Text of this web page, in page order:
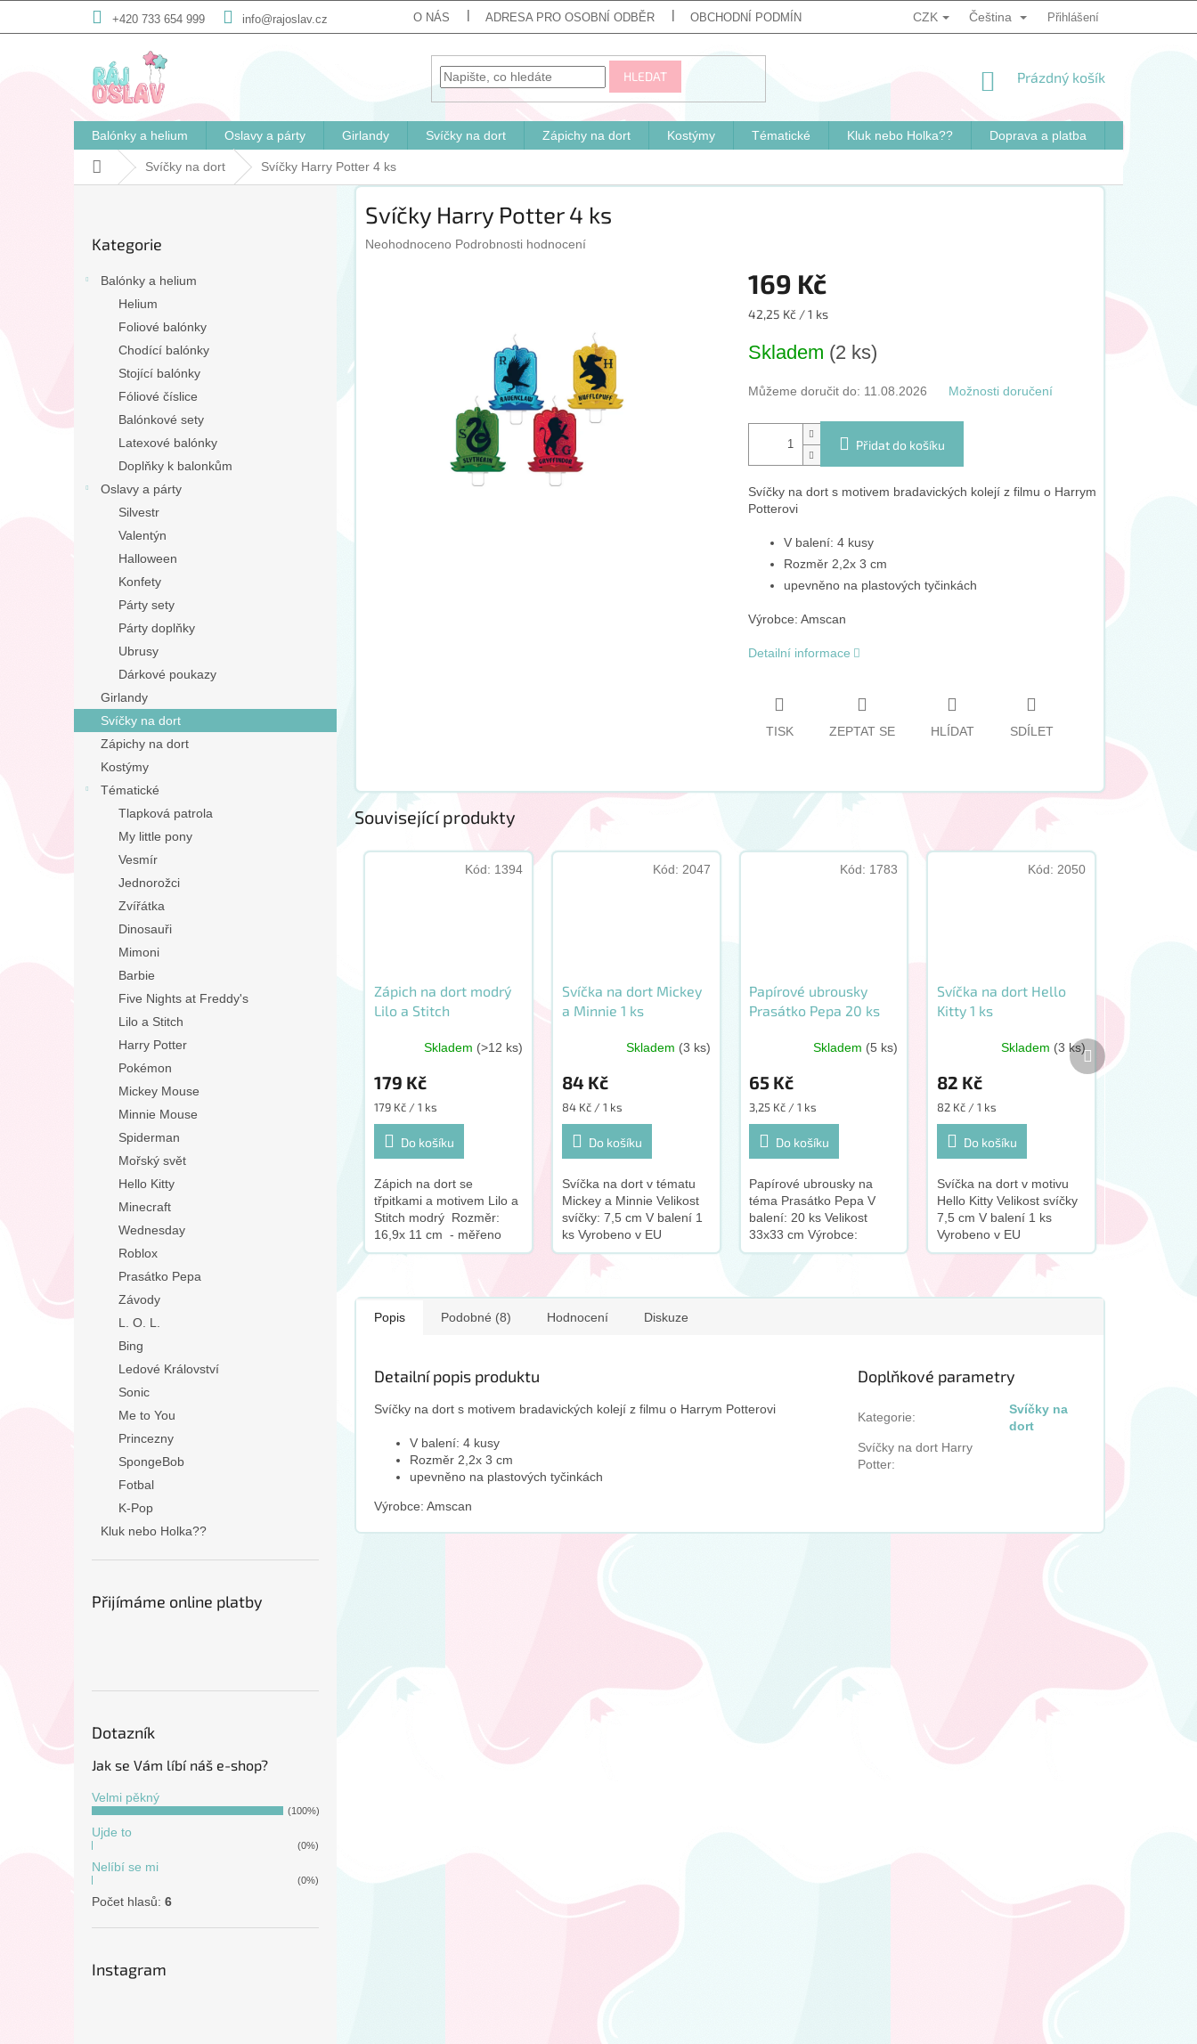
+420 733 654 999 info@rajoslav.cz O NÁS ADRESA PRO OSOBNÍ ODBĚR OBCHODNÍ PODMÍNKY PODMÍNKY OCHRANY OSOBNÍCH ÚDAJŮ
CZK Čeština Přihlášení
HLEDAT
NÁKUPNÍ
Prázdný košík
Balónky a helium Oslavy a párty Girlandy Svíčky na dort Zápichy na dort Kostýmy Tématické Kluk nebo Holka?? Doprava a platba
Domů Svíčky na dort Svíčky Harry Potter 4 ks
n
e
kategorie
Kategorie
Balónky a helium
Helium
Foliové balónky
Chodící balónky
Stojící balónky
Fóliové číslice
Balónkové sety
Latexové balónky
Doplňky k balonkům
Oslavy a párty
Silvestr
Valentýn
Halloween
Konfety
Párty sety
Párty doplňky
Ubrusy
Dárkové poukazy
Girlandy
Svíčky na dort
Zápichy na dort
Kostýmy
Tématické
Tlapková patrola
My little pony
Vesmír
Jednorožci
Zvířátka
Dinosauři
Mimoni
Barbie
Five Nights at Freddy's
Lilo a Stitch
Harry Potter
Pokémon
Mickey Mouse
Minnie Mouse
Spiderman
Mořský svět
Hello Kitty
Minecraft
Wednesday
Roblox
Prasátko Pepa
Závody
L. O. L.
Bing
Ledové Království
Sonic
Me to You
Princezny
SpongeBob
Fotbal
K-Pop
Kluk nebo Holka??
Přijímáme online platby
Dotazník
Jak se Vám líbí náš e-shop?
Velmi pěkný
(100%)
Ujde to
(0%)
Nelíbí se mi
(0%)
Počet hlasů: 6
Instagram
Svíčky Harry Potter 4 ks
Průměrné
Neohodnoceno Podrobnosti hodnocení
169 Kč
Měrná
42,25 Kč / 1 ks
Skladem (2 ks)
Můžeme doručit do: 11.08.2026 Možnosti doručení
Přidat do košíku
Svíčky na dort s motivem bradavických kolejí z filmu o Harrym
Potterovi
V balení: 4 kusy
Rozměr 2,2x 3 cm
upevněno na plastových tyčinkách
Výrobce: Amscan
Detailní informace
TISK ZEPTAT SE HLÍDAT SDÍLET
Související produkty
Zápich na dort modrý
Lilo a Stitch
Skladem (>12 ks)
179 Kč
Měrná
cena:
179 Kč / 1 ks
Do košíku
Zápich na dort se
třpitkami a motivem Lilo a
Stitch modrý Rozměr:
16,9x 11 cm - měřeno
bez tyček Vyrobeno z
Kód: 1394
Svíčka na dort Mickey
a Minnie 1 ks
Skladem (3 ks)
84 Kč
Měrná
cena:
84 Kč / 1 ks
Do košíku
Svíčka na dort v tématu
Mickey a Minnie Velikost
svíčky: 7,5 cm V balení 1
ks Vyrobeno v EU
Kód: 2047
Papírové ubrousky
Prasátko Pepa 20 ks
Skladem (5 ks)
65 Kč
Měrná
cena:
3,25 Kč / 1 ks
Do košíku
Papírové ubrousky na
téma Prasátko Pepa V
balení: 20 ks Velikost
33x33 cm Výrobce:
Procos
Kód: 1783
Svíčka na dort Hello
Kitty 1 ks
Skladem (3 ks)
82 Kč
Měrná
cena:
82 Kč / 1 ks
Do košíku
Svíčka na dort v motivu
Hello Kitty Velikost svíčky
7,5 cm V balení 1 ks
Vyrobeno v EU
Kód: 2050
Další
produkt
Popis Podobné (8) Hodnocení Diskuze
Detailní popis produktu
Svíčky na dort s motivem bradavických kolejí z filmu o Harrym Potterovi
V balení: 4 kusy
Rozměr 2,2x 3 cm
upevněno na plastových tyčinkách
Výrobce: Amscan
Doplňkové parametry
Kategorie:
Svíčky na
dort
Svíčky na dort Harry
Potter: